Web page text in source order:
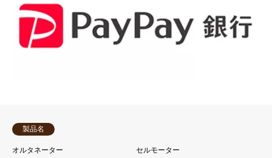
製品名
オルタネーター
セルモーター